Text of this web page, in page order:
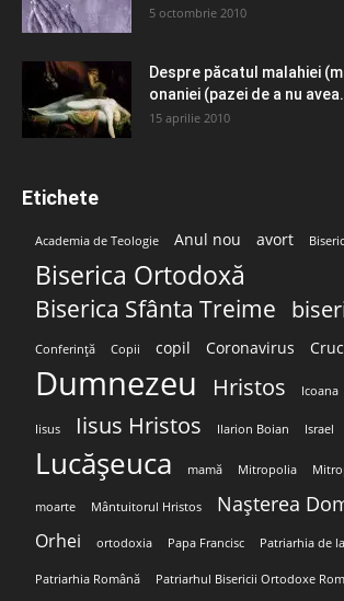
5 octombrie 2010
Despre păcatul malahiei
onaniei (pazei de a nu
15 aprilie 2010
Etichete
Academia de Teologie Anul nou avort
Biserica Ortodoxă
Biserica Sfânta Treime
Conferință Copii copil Coronavirus
Dumnezeu Hristos Icoana
Iisus Iisus Hristos Ilarion Boian Israel
Lucășeuca mamă Mitropolia
moarte Mântuitorul Hristos Nașterea
Orhei ortodoxia Papa Francisc Patriarhia de
Patriarhia Română Patriarhul Bisericii Ortodoxe